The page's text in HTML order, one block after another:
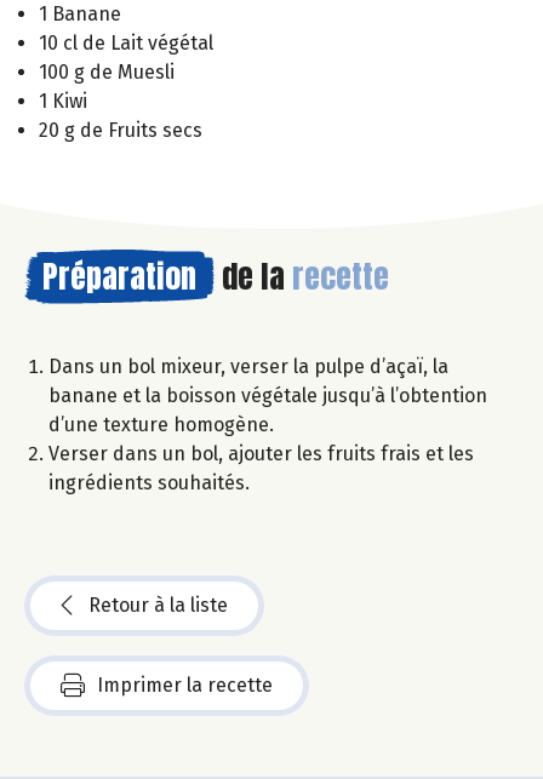
1 Banane
10 cl de Lait végétal
100 g de Muesli
1 Kiwi
20 g de Fruits secs
Préparation de la recette
Dans un bol mixeur, verser la pulpe d’açaï, la
banane et la boisson végétale jusqu’à l’obtention
d’une texture homogène.
Verser dans un bol, ajouter les fruits frais et les
ingrédients souhaités.
Retour à la liste
Imprimer la recette